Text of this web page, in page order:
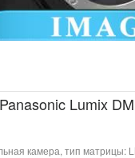
Lumix
камера, тип матрицы: